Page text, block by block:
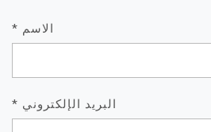
الاسم*
البريد الإلكتروني *